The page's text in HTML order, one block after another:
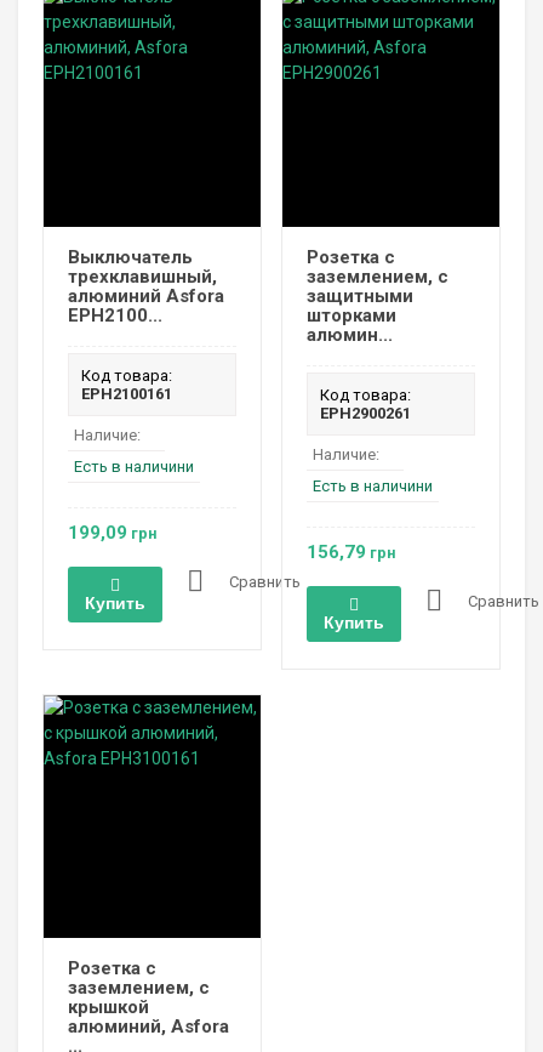
Выключатель
трехклавишный,
алюминий Asfora
EPH2100...
Код товара:
EPH2100161
Наличие:
Есть в наличини
199,09 грн
Купить
Сравнить
Розетка с
заземлением, с
защитными
шторками
алюмин...
Код товара:
EPH2900261
Наличие:
Есть в наличини
156,79 грн
Купить
Сравнить
Розетка с
заземлением, с
крышкой
алюминий, Asfora
...